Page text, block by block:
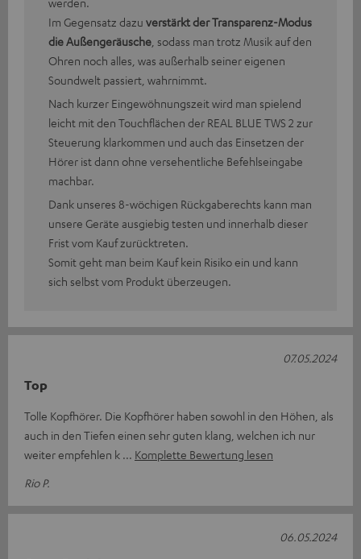
Im Gegensatz dazu verstärkt der Transparenz-Modus
die Außengeräusche , sodass man trotz Musik auf den
Ohren noch alles, was außerhalb seiner eigenen
Soundwelt passiert, wahrnimmt.
Nach kurzer Eingewöhnungszeit wird man spielend
leicht mit den Touchflächen der REAL BLUE TWS 2 zur
Steuerung klarkommen und auch das Einsetzen der
Hörer ist dann ohne versehentliche Befehlseingabe
machbar.
Dank unseres 8-wöchigen Rückgaberechts kann man
unsere Geräte ausgiebig testen und innerhalb dieser
Frist vom Kauf zurücktreten.
Somit geht man beim Kauf kein Risiko ein und kann
sich selbst vom Produkt überzeugen.
Top
Tolle Kopfhörer. Die Kopfhörer haben sowohl in den Höhen, als
auch in den Tiefen einen sehr guten klang, welchen ich nur
weiter empfehlen k
Komplette Bewertung lesen
Rio P.
07.05.2024
06.05.2024